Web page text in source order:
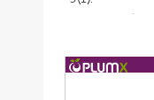
10.18272/